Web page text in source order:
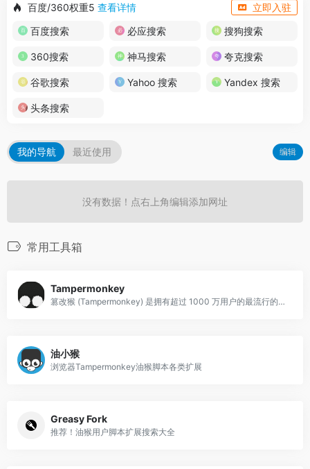
百度/360权重5 查看详情
立即入驻
百度搜索
必应搜索 搜狗搜索
360搜索 神马搜索 夸克搜索
谷歌搜索 Yahoo 搜索 Yandex 搜索
头条搜索
我的导航 最近使用 编辑
没有数据！点右上角编辑添加网址
常用工具箱
Tampermonkey
篡改猴 (Tampermonkey) 是拥有超过 1000 万用户的最流行的浏览器扩展之一
油小猴
浏览器Tampermonkey油猴脚本各类扩展
Greasy Fork
推荐！油猴用户脚本扩展搜索大全